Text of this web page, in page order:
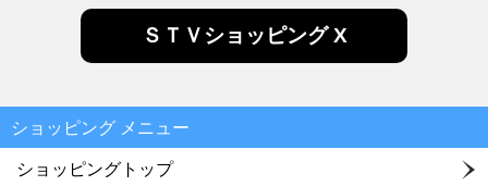
ＳＴＶショッピング X
ショッピング メニュー
ショッピングトップ